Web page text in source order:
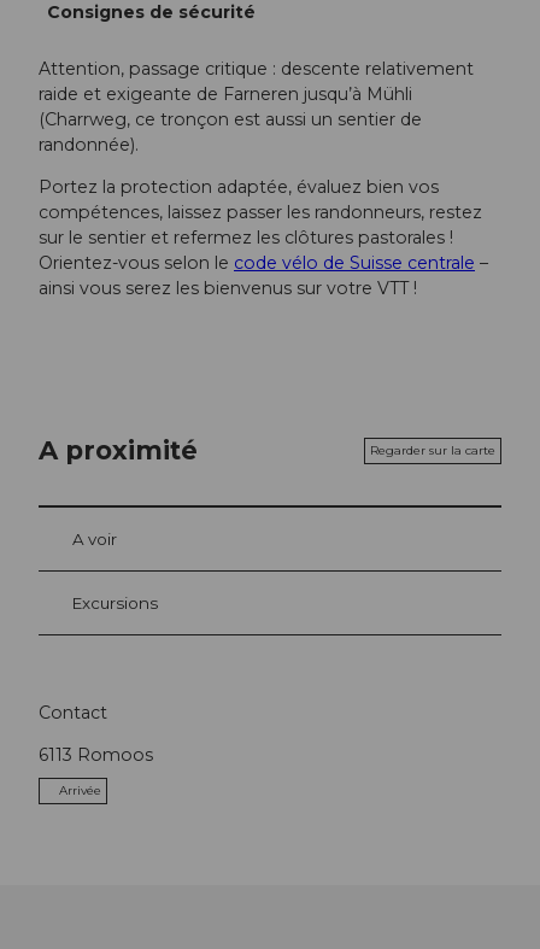
Consignes de sécurité
Attention, passage critique : descente relativement
raide et exigeante de Farneren jusqu’à Mühli
(Charrweg, ce tronçon est aussi un sentier de
randonnée).
Portez la protection adaptée, évaluez bien vos
compétences, laissez passer les randonneurs, restez
sur le sentier et refermez les clôtures pastorales !
Orientez-vous selon le code vélo de Suisse centrale –
ainsi vous serez les bienvenus sur votre VTT !
A proximité Regarder sur la carte
A voir
Excursions
Contact
6113 Romoos
Arrivée